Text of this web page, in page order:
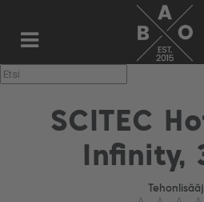
SCITEC
Infinity,